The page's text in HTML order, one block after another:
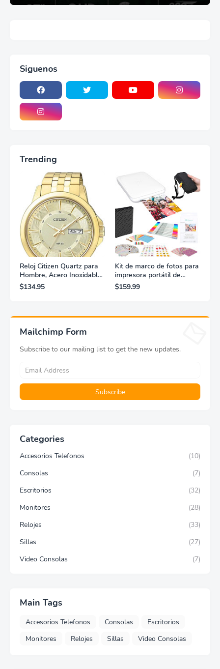
Siguenos
Trending
Reloj Citizen Quartz para
Hombre, Acero Inoxidable,
Clásico, Dorado
$134.95
Kit de marco de fotos para
impresora portátil de
fotografías y vídeos
Lifeprint 3x4,5 (blanca)
$159.99
Mailchimp Form
Subscribe to our mailing list to get the new updates.
Categories
Accesorios Telefonos
(10)
Consolas
(7)
Escritorios
(32)
Monitores
(28)
Relojes
(33)
Sillas
(27)
Video Consolas
(7)
Main Tags
Accesorios Telefonos Consolas
Escritorios
Monitores
Relojes Sillas Video Consolas